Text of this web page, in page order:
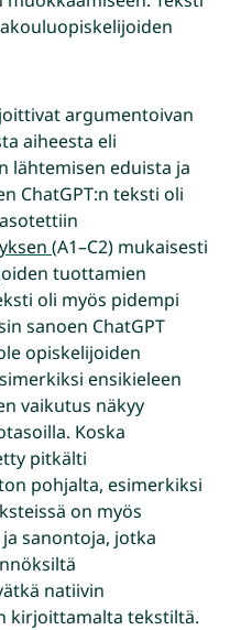
argumentoivan
aiheesta eli
lähtemisen eduista ja
ChatGPT:n teksti oli
(A1–C2) mukaisesti
tuottamien
oli myös pidempi
sanoen ChatGPT
opiskelijoiden
ensikieleen
vaikutus näkyy
Koska
pitkälti
pohjalta, esimerkiksi
on myös
sanontoja, jotka
natiivin
kirjoittamalta tekstiltä.